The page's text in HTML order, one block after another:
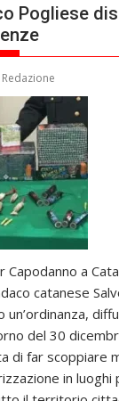
Pogliese
Redazione
a
catanese
del 30
di far scoppiare
in luoghi